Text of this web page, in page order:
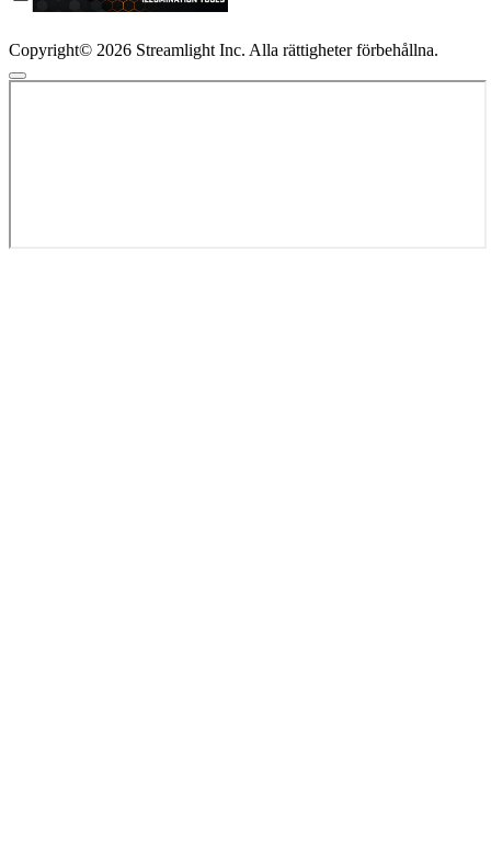
Copyright© 2026 Streamlight Inc. Alla rättigheter förbehållna.